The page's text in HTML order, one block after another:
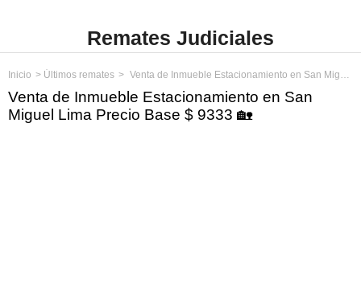
Remates Judiciales
Inicio Últimos remates Venta de Inmueble Estacionamiento en San Miguel Lima Precio Base $ 9333
Venta de Inmueble Estacionamiento en San
Miguel Lima Precio Base $ 9333 🏡